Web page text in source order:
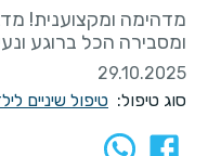
מדהימה ומקצוענית!
ומסבירה הכל ברוגע
29.10.2025
סוג טיפול: טיפול שיניים